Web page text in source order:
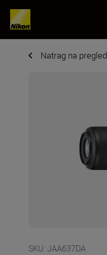
Natrag na pregled
SKU: JAA637DA